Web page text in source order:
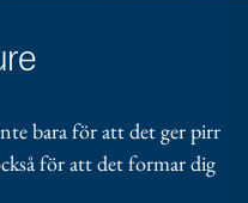
bara för att det ger pirr
för att det formar dig